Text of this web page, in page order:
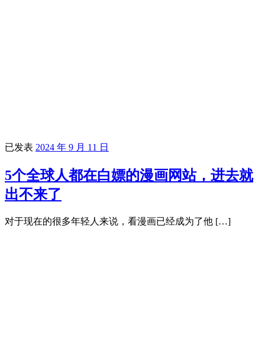
已发表 2024 年 9 月 11 日
5个全球人都在白嫖的漫画网站，进去就
出不来了
对于现在的很多年轻人来说，看漫画已经成为了他 […]